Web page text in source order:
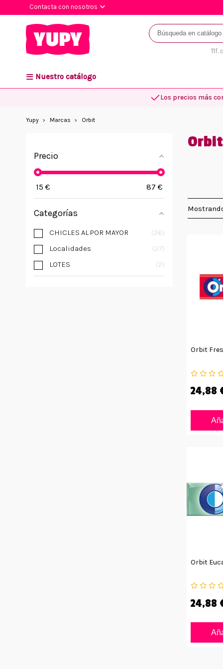
Contacta con nosotros
Tlf.
Nuestro catálogo
Los precios más
Yupy Marcas Orbit
Precio
15 € 87 €
Categorías
CHICLES AL POR MAYOR
26
Localidades
27
LOTES
2
Orbit
Orbit
24,88
Orbit
24,88